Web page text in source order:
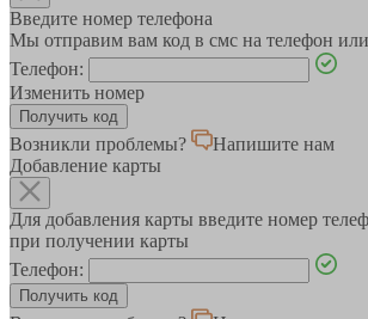
Введите номер телефона
Мы отправим вам код в смс на телефон
Телефон:
Изменить номер
Возникли проблемы?
Напишите нам
Добавление карты
Для добавления карты введите номер
при получении карты
Телефон: